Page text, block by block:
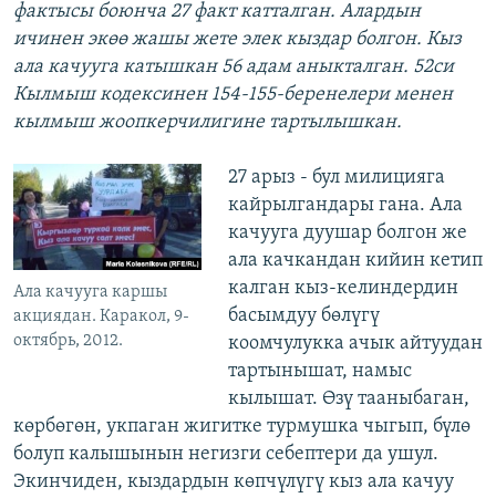
фактысы боюнча 27 факт катталган. Алардын
ичинен экөө жашы жете элек кыздар болгон. Кыз
ала качууга катышкан 56 адам аныкталган. 52си
Кылмыш кодексинен 154-155-беренелери менен
кылмыш жоопкерчилигине тартылышкан.
Ала качууга каршы
акциядан. Каракол, 9-
октябрь, 2012.
27 арыз - бул милицияга
кайрылгандары гана. Ала
качууга дуушар болгон же
ала качкандан кийин кетип
калган кыз-келиндердин
басымдуу бөлүгү
коомчулукка ачык айтуудан
тартынышат, намыс
кылышат. Өзү тааныбаган,
көрбөгөн, укпаган жигитке турмушка чыгып, бүлө
болуп калышынын негизги себептери да ушул.
Экинчиден, кыздардын көпчүлүгү кыз ала качуу